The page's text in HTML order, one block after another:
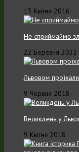
13 Квітня 2016
Не сприймаймо
22 Березня 2022
Львовом
9 Червня 2018
Великдень у
9 Квітня 2018